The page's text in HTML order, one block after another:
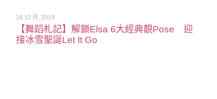
16 12 月, 2019
【舞蹈札記】解鎖Elsa 6大經典靚Pose 迎
接冰雪聖誕Let It Go